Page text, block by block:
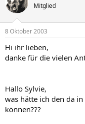
Mitglied
8 Oktober 2003
Hi ihr lieben,
danke für die vielen
Hallo Sylvie,
was hätte ich den da
können???